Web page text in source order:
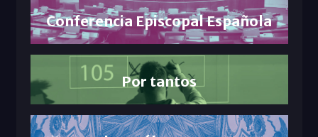
Conferencia Episcopal Española
Por tantos